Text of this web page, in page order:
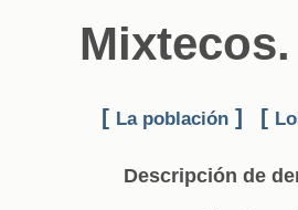
Mixtecos.
[ La población ] [
Descripción de